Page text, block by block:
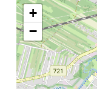
+
−